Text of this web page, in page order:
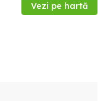
Vezi pe hartă